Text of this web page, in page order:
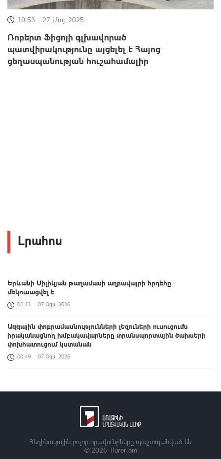
10:53 27 Մայ, 2025
Ռոբերտ Ֆիցոյի գլխավորած
պատվիրակությունը այցելել է Հայոց
ցեղասպանության հուշահամալիր
Լրահոս
Երևանի Սիլիկյան թաղամասի աղբավայրի հրդեհը
մեկուսացվել է
01:13 07 Օգս, 2026
Ազգային փոքրամասնությունների լեզուների ուսուցումն
իրականացնող խմբակավարները տրանսպորտային ծախսերի
փոխհատուցում կստանան
00:49 07 Օգս, 2026
Բացահայտելով Հայաստանը․ Մեծ Բրիտանիայի դեսպանի
համալիրն էՀեղինակային բոլոր իրավունքները պաշտպանված են
© 2026 1lurer.am